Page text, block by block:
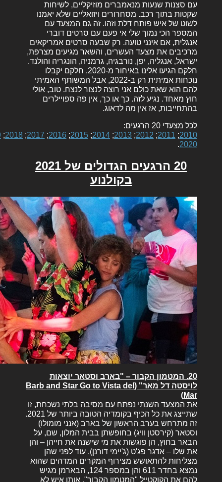
עם סצנות שנעות מנאמברים מוזיקליים, לשיחות
שקטות בתוך רכב. מסחרורים ויזואליים שלא יאמנו
לשוט של איש פותח דלת וזהו. זה גם המצעד עם
המספר הכי נמוך שלי אי פעם עם סרטים דוברי
אנגלית, אם אינני טועה. רק שבעה סרטים אמריקאים
מרכיבים את מצעד העשרים, והשאר מגיעים מצרפת,
ישראל, אנגליה, יפן, נורבגיה, גרמניה, הונגריה והולנד.
חלקם הגיעו אלינו באיחור מ-2020, חלקם יקבלו
נוכחות אמיתית רק ב-2022, אבל המשותף האמיתי
להם הוא שאת כולם אני רוצה לנצור לנצח. טוב, אולי
חוץ מאחד. נגיע לזה. כך או כך, אין פה ספויילרים
בהתחייבות, אז אין מה לדאוג.
לכל מצעדי 20 הרגעים:
2010
;
2011
;
2012
;
2013
;
2014
;
2015
;
2016
;
2017
;
2018
;
2020
.
20 הרגעים הגדולים של 2021
בקולנוע
20. המטמון הקבור – "בארב וסטאר יוצאות
לויסטה דל מאר" (Barb and Star Go to Vista del
Mar)
את המצעד השנתי נפתח עם מסיבה בלתי נשכחת, זו
שתייצג את כל הכיף בקומדיה הטובה ביותר של 2021.
זה מתרחש בערב הראשון של בארב (אנני מומולו)
וסטאר (קירסטן וויג) בחופשתן בבית המלון, שם, על
הבאר בחוץ, הן פוגשות את מי שישנה את חייהן – והן
את שלו – אדגר פג'ט (ג'יימי דורנן). עוד לפני שהן
מצליחות להתאושש מצירוף המקרים המדהים שהוא
נמצא בחדר 611 והן במספר 124, הבארמן מגיש
להם את הקוקטייל "המטמון הקבור", אותו איש לא